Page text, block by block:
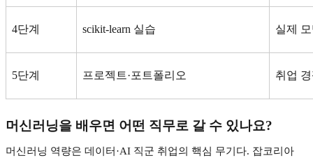
4단계 scikit-learn 실습 실제
5단계 프로젝트·포트폴리오 취업
머신러닝을 배우면 어떤 직무로 갈 수 있나요?
머신러닝 역량은 데이터 ·AI 직군 취업의 핵심 무기다. 잡코리아